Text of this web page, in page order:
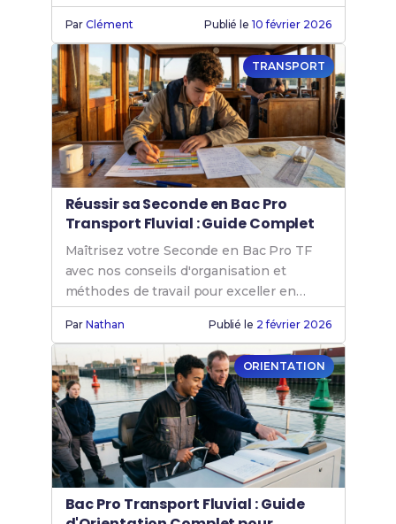
le transport fluvial.
ParClément Publié le 10 février 2026
TRANSPORT
Réussir sa Seconde en Bac Pro
Transport Fluvial : Guide Complet
Maîtrisez votre Seconde en Bac Pro TF
avec nos conseils d'organisation et
méthodes de travail pour exceller en
transport fluvial dès le départ.
ParNathan Publié le 2 février 2026
ORIENTATION
Bac Pro Transport Fluvial : Guide